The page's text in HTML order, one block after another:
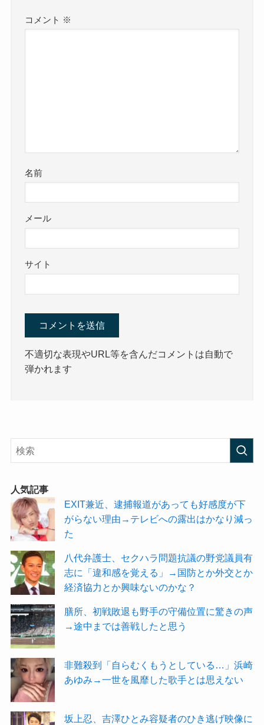
コメント ※
名前
メール
サイト
不適切な表現やURL等を含んだコメントは自動で
弾かれます
人気記事
EXIT兼近、逮捕報道があっても好感度が下
がらない理由→テレビへの露出はかなり減っ
た
八代弁護士、セクハラ問題抗議の野党議員有
志に「違和感を覚える」→国防とか外交とか
経済協力とか興味ないのかな？
膳所、初戦敗退も野手の守備位置に驚きの声
→途中までは善戦したと思う
非難殺到「自らむくもうとしている…」浜崎
あゆみ→一世を風靡した歌手とは思えない
坂上忍、吉澤ひとみ容疑者のひき逃げ映像に